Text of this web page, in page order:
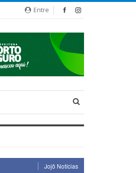
Entre
Jojô Notícias